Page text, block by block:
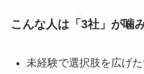
こんな人は「3社」が噛
未経験で選択肢を広げ